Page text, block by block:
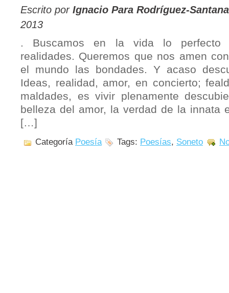
Escrito por Ignacio Para Rodríguez-Santana
2013
. Buscamos en la vida lo perfecto
realidades. Queremos que nos amen
el mundo las bondades. Y acaso
Ideas, realidad, amor, en concierto;
maldades, es vivir plenamente
belleza del amor, la verdad de la innata
[…]
Categoría Poesía Tags: Poesías, Soneto